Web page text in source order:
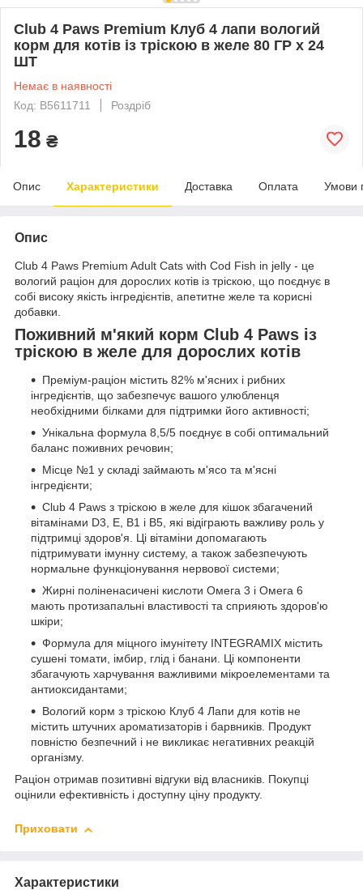
Club 4 Paws Premium Клуб 4 лапи вологий
корм для котів із тріскою в желе 80 ГР х 24
ШТ
Немає в наявності
Код: B5611711
Роздріб
18 ₴
Опис Характеристики Доставка Оплата Умови
Опис
Club 4 Paws Premium Adult Cats with Cod Fish in jelly - це
вологий раціон для дорослих котів із тріскою, що поєднує в
собі високу якість інгредієнтів, апетитне желе та корисні
добавки.
Поживний м'який корм Club 4 Paws із
тріскою в желе для дорослих котів
Преміум-раціон містить 82% м'ясних і рибних
інгредієнтів, що забезпечує вашого улюбленця
необхідними білками для підтримки його активності;
Унікальна формула 8,5/5 поєднує в собі оптимальний
баланс поживних речовин;
Місце №1 у складі займають м'ясо та м'ясні
інгредієнти;
Club 4 Paws з тріскою в желе для кішок збагачений
вітамінами D3, E, B1 і B5, які відіграють важливу роль у
підтримці здоров'я. Ці вітаміни допомагають
підтримувати імунну систему, а також забезпечують
нормальне функціонування нервової системи;
Жирні поліненасичені кислоти Омега 3 і Омега 6
мають протизапальні властивості та сприяють здоров'ю
шкіри;
Формула для міцного імунітету INTEGRAMIX містить
сушені томати, імбир, глід і банани. Ці компоненти
збагачують харчування важливими мікроелементами та
антиоксидантами;
Вологий корм з тріскою Клуб 4 Лапи для котів не
містить штучних ароматизаторів і барвників. Продукт
повністю безпечний і не викликає негативних реакцій
організму.
Раціон отримав позитивні відгуки від власників. Покупці
оцінили ефективність і доступну ціну продукту.
Приховати
Характеристики